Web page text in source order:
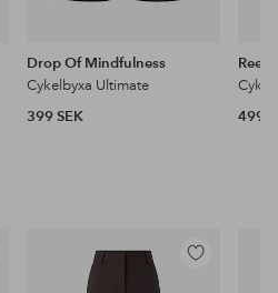
Drop Of Mindfulness
Cykelbyxa Ultimate
399 SEK
499
Lägg